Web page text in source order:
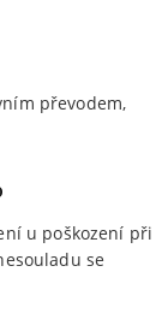
převodem,
u poškození při
se